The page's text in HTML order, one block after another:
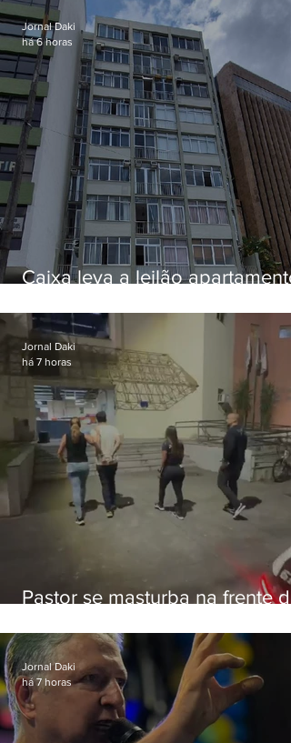
Caixa leva a leilão apartamento
Botafogo
Jornal Daki
há 6 horas
Pastor se masturba na frente de
Jornal Daki
há 7 horas
Jornal Daki
há 7 horas